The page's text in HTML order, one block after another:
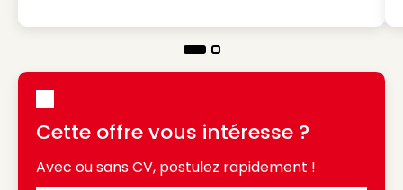
Cette offre vous intéresse ?
Avec ou sans CV, postulez rapidement !